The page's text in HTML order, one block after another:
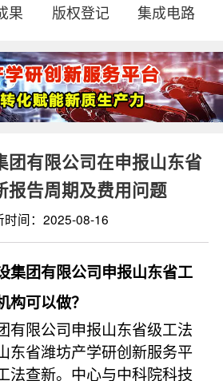
果 版权登记 集成电路
团有限公司在申报山东省
报告周期及费用问题
时间：2025-08-16
集团有限公司申报山东省工
构可以做？
有限公司申报山东省级工法
东省潍坊产学研创新服务平
法查新。中心与中科院科技